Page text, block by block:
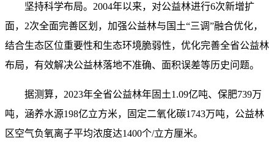
坚持科学布局。2004年以来，对公益林进行6次新增扩
面，2次全面完善区划，加强公益林与国土“三调”融合优化，
结合生态区位重要性和生态环境脆弱性，优化完善全省公益林
布局，有效解决公益林落地不准确、面积误差等历史问题。
据测算，2023年全省公益林年固土1.09亿吨、保肥739万
吨，涵养水源198亿立方米，固定二氧化碳1743万吨，公益林
区空气负氧离子平均浓度达1400个/立方厘米。